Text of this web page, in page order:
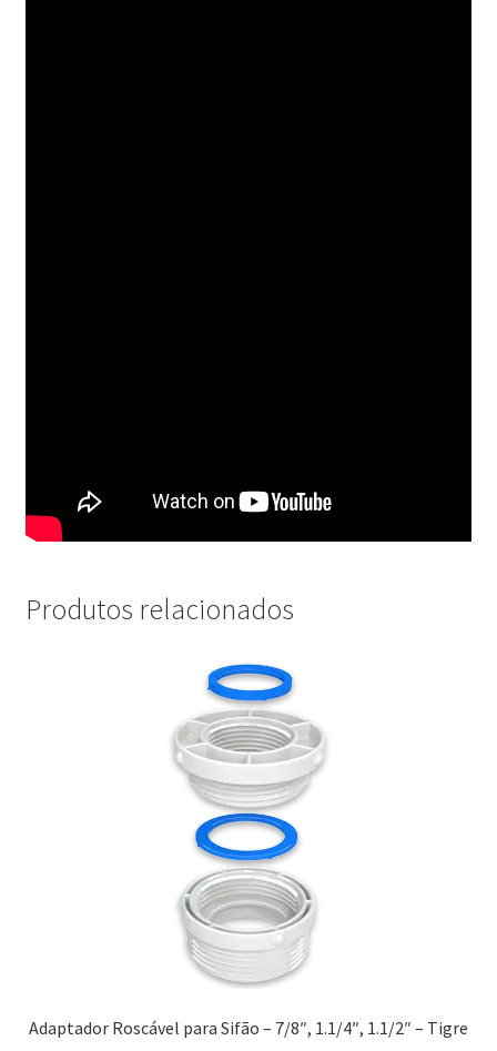
Produtos relacionados
Adaptador Roscável para Sifão – 7/8″, 1.1/4″, 1.1/2″ – Tigre